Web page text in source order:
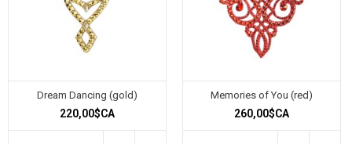
Dream Dancing (gold)
220,00$CA
Memories of You (red)
260,00$CA